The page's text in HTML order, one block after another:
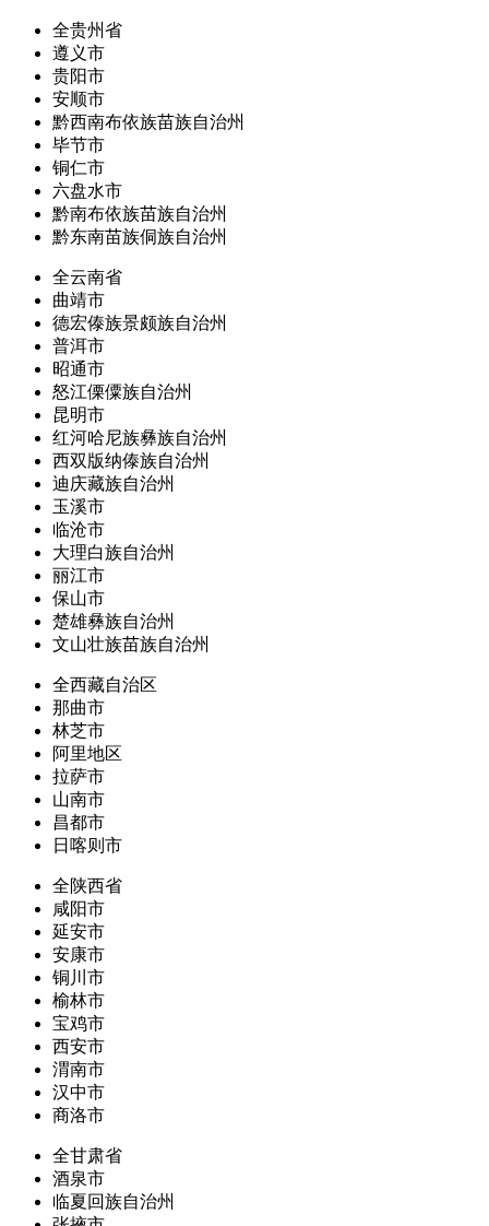
全贵州省
遵义市
贵阳市
安顺市
黔西南布依族苗族自治州
毕节市
铜仁市
六盘水市
黔南布依族苗族自治州
黔东南苗族侗族自治州
全云南省
曲靖市
德宏傣族景颇族自治州
普洱市
昭通市
怒江傈僳族自治州
昆明市
红河哈尼族彝族自治州
西双版纳傣族自治州
迪庆藏族自治州
玉溪市
临沧市
大理白族自治州
丽江市
保山市
楚雄彝族自治州
文山壮族苗族自治州
全西藏自治区
那曲市
林芝市
阿里地区
拉萨市
山南市
昌都市
日喀则市
全陕西省
咸阳市
延安市
安康市
铜川市
榆林市
宝鸡市
西安市
渭南市
汉中市
商洛市
全甘肃省
酒泉市
临夏回族自治州